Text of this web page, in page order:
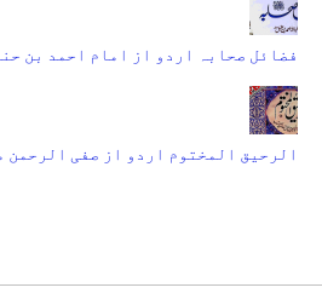
فضائل صحابہ اردو از امام احمد بن
الرحیق المختوم اردو از صفی الرحمن